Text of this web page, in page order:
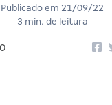
Publicado em 21/09/22
3 min. de leitura
0